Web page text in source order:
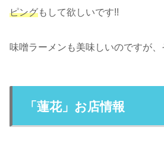
ピングもして欲しいです!!
味噌ラーメンも美味しいのですが、
「蓮花」お店情報